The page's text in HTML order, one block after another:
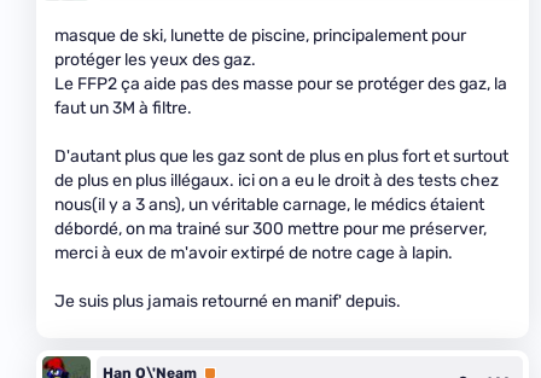
masque de ski, lunette de piscine, principalement pour
protéger les yeux des gaz.
Le FFP2 ça aide pas des masse pour se protéger des gaz, la
faut un 3M à filtre.
D'autant plus que les gaz sont de plus en plus fort et surtout
de plus en plus illégaux. ici on a eu le droit à des tests chez
nous(il y a 3 ans), un véritable carnage, le médics étaient
débordé, on ma trainé sur 300 mettre pour me préserver,
merci à eux de m'avoir extirpé de notre cage à lapin.
Je suis plus jamais retourné en manif' depuis.
Han O\'Neam Premium